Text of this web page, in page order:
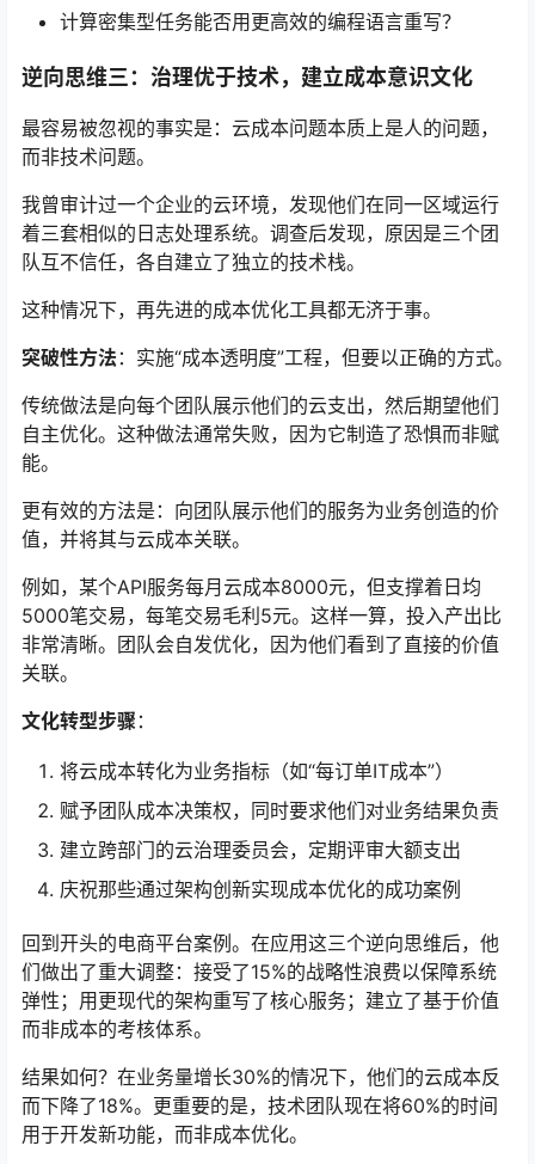
计算密集型任务能否用更高效的编程语言重写？
逆向思维三：治理优于技术，建立成本意识文化
最容易被忽视的事实是：云成本问题本质上是人的问题，
而非技术问题。
我曾审计过一个企业的云环境，发现他们在同一区域运行
着三套相似的日志处理系统。调查后发现，原因是三个团
队互不信任，各自建立了独立的技术栈。
这种情况下，再先进的成本优化工具都无济于事。
突破性方法 ：实施“成本透明度”工程，但要以正确的方式。
传统做法是向每个团队展示他们的云支出，然后期望他们
自主优化。这种做法通常失败，因为它制造了恐惧而非赋
能。
更有效的方法是：向团队展示他们的服务为业务创造的价
值，并将其与云成本关联。
例如，某个API服务每月云成本8000元，但支撑着日均
5000笔交易，每笔交易毛利5元。这样一算，投入产出比
非常清晰。团队会自发优化，因为他们看到了直接的价值
关联。
文化转型步骤 ：
将云成本转化为业务指标（如“每订单IT成本”）
赋予团队成本决策权，同时要求他们对业务结果负责
建立跨部门的云治理委员会，定期评审大额支出
庆祝那些通过架构创新实现成本优化的成功案例
回到开头的电商平台案例。在应用这三个逆向思维后，他
们做出了重大调整：接受了15%的战略性浪费以保障系统
弹性；用更现代的架构重写了核心服务；建立了基于价值
而非成本的考核体系。
结果如何？在业务量增长30%的情况下，他们的云成本反
而下降了18%。更重要的是，技术团队现在将60%的时间
用于开发新功能，而非成本优化。